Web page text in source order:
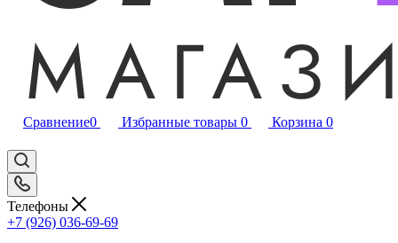
Сравнение0 Избранные товары 0 Корзина 0
Телефоны
+7 (926) 036-69-69